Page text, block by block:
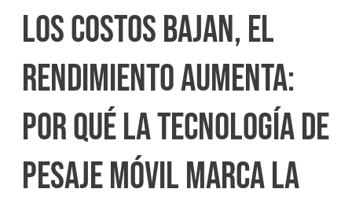
LOS COSTOS BAJAN, EL
RENDIMIENTO AUMENTA:
POR QUÉ LA TECNOLOGÍA DE
PESAJE MÓVIL MARCA LA